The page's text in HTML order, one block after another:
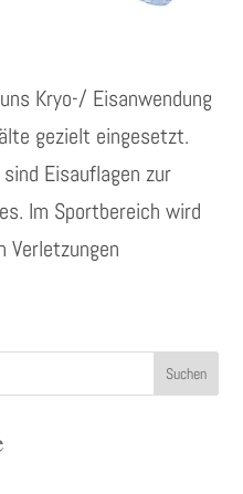
Kryo-/ Eisanwendung
gezielt eingesetzt.
Eisauflagen zur
Im Sportbereich wird
Verletzungen